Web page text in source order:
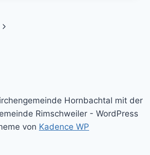
Nächste
Hornbachtal mit der
Rimschweiler - WordPress
von Kadence WP